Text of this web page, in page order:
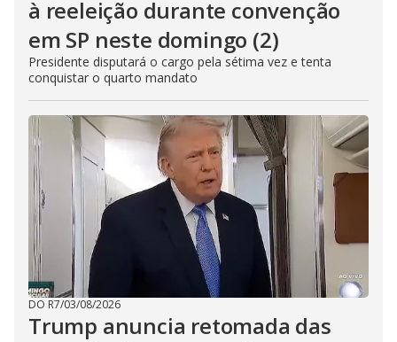
à reeleição durante convenção
em SP neste domingo (2)
Presidente disputará o cargo pela sétima vez e tenta
conquistar o quarto mandato
DO R7/03/08/2026
Trump anuncia retomada das